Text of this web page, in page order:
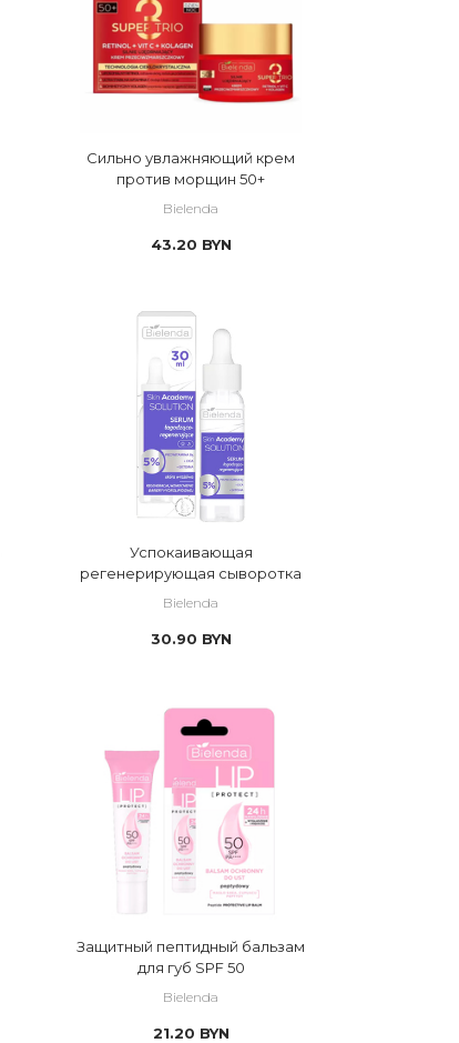
Сильно увлажняющий крем
против морщин 50+
Bielenda
43.20 BYN
Успокаивающая
регенерирующая сыворотка
Bielenda
30.90 BYN
Защитный пептидный бальзам
для губ SPF 50
Bielenda
21.20 BYN